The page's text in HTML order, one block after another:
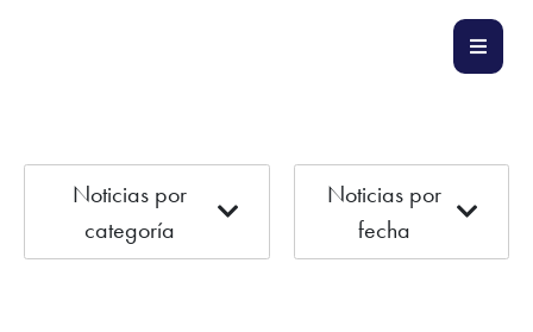
Noticias por
categoría
Noticias por
fecha